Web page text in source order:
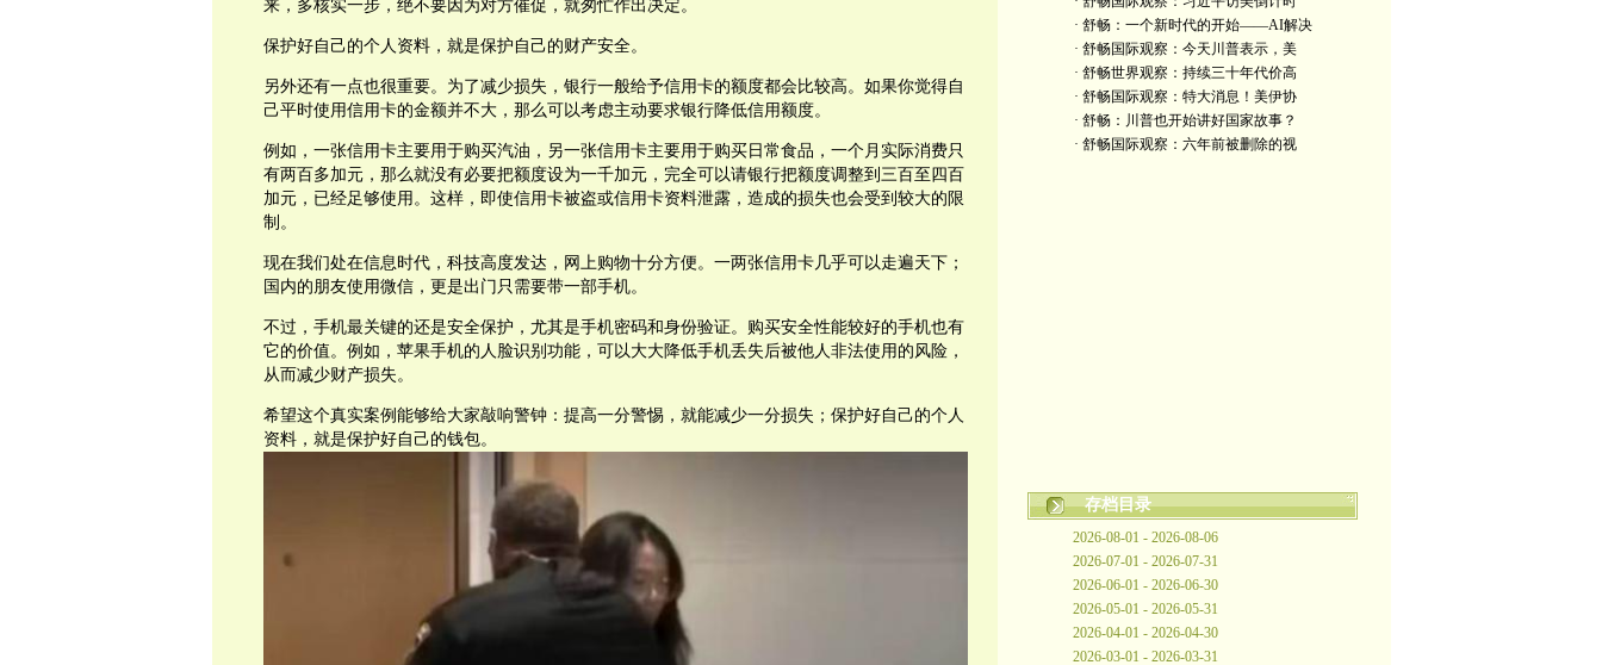
来，多核实一步，绝不要因为对方催促，就匆忙作出决定。
保护好自己的个人资料，就是保护自己的财产安全。
另外还有一点也很重要。为了减少损失，银行一般给予信用卡的额度都会比较高。如果你觉得自
己平时使用信用卡的金额并不大，那么可以考虑主动要求银行降低信用额度。
例如，一张信用卡主要用于购买汽油，另一张信用卡主要用于购买日常食品，一个月实际消费只
有两百多加元，那么就没有必要把额度设为一千加元，完全可以请银行把额度调整到三百至四百
加元，已经足够使用。这样，即使信用卡被盗或信用卡资料泄露，造成的损失也会受到较大的限
制。
现在我们处在信息时代，科技高度发达，网上购物十分方便。一两张信用卡几乎可以走遍天下；
国内的朋友使用微信，更是出门只需要带一部手机。
不过，手机最关键的还是安全保护，尤其是手机密码和身份验证。购买安全性能较好的手机也有
它的价值。例如，苹果手机的人脸识别功能，可以大大降低手机丢失后被他人非法使用的风险，
从而减少财产损失。
希望这个真实案例能够给大家敲响警钟：提高一分警惕，就能减少一分损失；保护好自己的个人
资料，就是保护好自己的钱包。
· 舒畅：一个新时代的开始——AI解决
· 舒畅国际观察：今天川普表示，美
· 舒畅世界观察：持续三十年代价高
· 舒畅国际观察：特大消息！美伊协
· 舒畅：川普也开始讲好国家故事？
· 舒畅国际观察：六年前被删除的视
存档目录
2026-08-01 - 2026-08-06
2026-07-01 - 2026-07-31
2026-06-01 - 2026-06-30
2026-05-01 - 2026-05-31
2026-04-01 - 2026-04-30
2026-03-01 - 2026-03-31